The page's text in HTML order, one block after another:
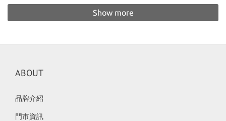
Show more
ABOUT
品牌介紹
門市資訊